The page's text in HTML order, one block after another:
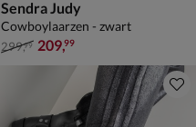
Sendra Judy
Cowboylaarzen - zwart
van € 299,99 voor € 209,99
299,99 209,99